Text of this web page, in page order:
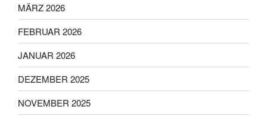
MÄRZ 2026
FEBRUAR 2026
JANUAR 2026
DEZEMBER 2025
NOVEMBER 2025